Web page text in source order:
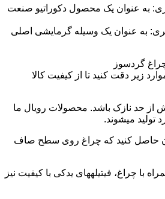
به عنوان یک محصول دکوراتیو صنعت
به عنوان یک وسیله گرمایشی اصلی
گردسوز
زیر دقت کنید تا از کیفیت کالا
از حد نازک باشد. محصولات رویال ما
تولید میشوند.
حاصل کنید که چراغ روی سطح صاف
با چراغ، فیتیلههای یدکی با کیفیت نیز